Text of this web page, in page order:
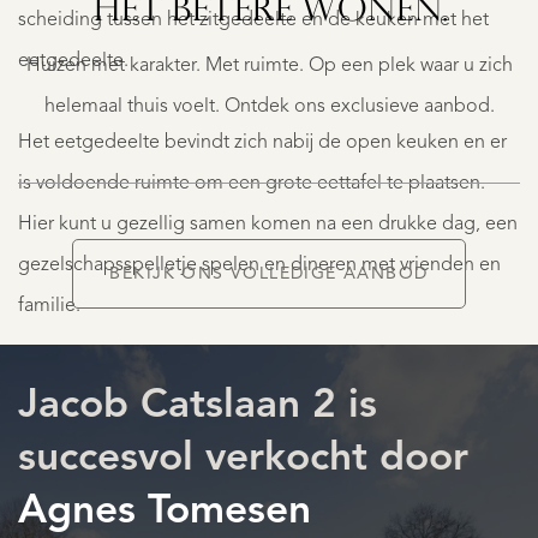
scheiding tussen het zitgedeelte en de keuken met het
eetgedeelte.
Het eetgedeelte bevindt zich nabij de open keuken en er
is voldoende ruimte om een grote eettafel te plaatsen.
Hier kunt u gezellig samen komen na een drukke dag, een
gezelschapsspelletje spelen en dineren met vrienden en
familie.
Over de volle breedte aan de achterzijde is een riante
HET BETERE WONEN.
Huizen met karakter. Met ruimte. Op een plek waar u zich
helemaal thuis voelt. Ontdek ons exclusieve aanbod.
19
995.000
BEKIJK ONS VOLLEDIGE AANBOD
Jacob Catslaan 2 is
succesvol verkocht door
Agnes Tomesen